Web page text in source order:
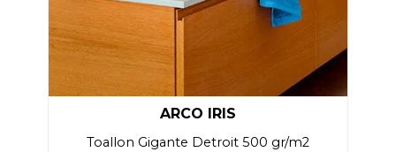
ARCO IRIS
Toallon Gigante Detroit 500 gr/m2